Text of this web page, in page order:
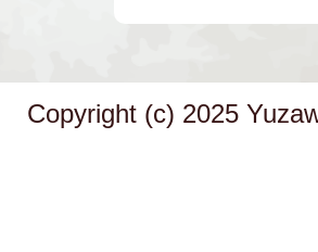
Copyright (c) 2025